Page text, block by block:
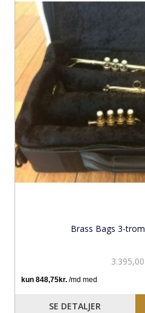
Brass Bags 3-
SE DETALJER